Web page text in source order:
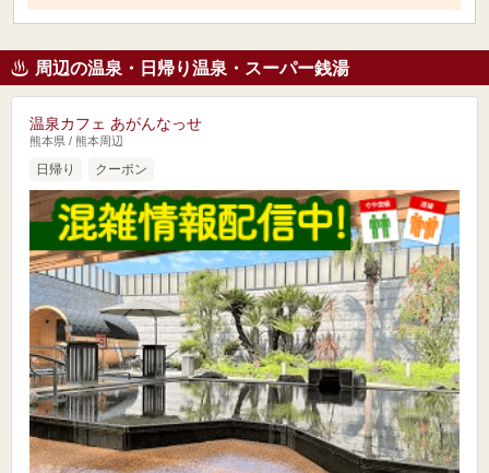
周辺の温泉・日帰り温泉・スーパー銭湯
温泉カフェ あがんなっせ
熊本県 / 熊本周辺
日帰り クーポン